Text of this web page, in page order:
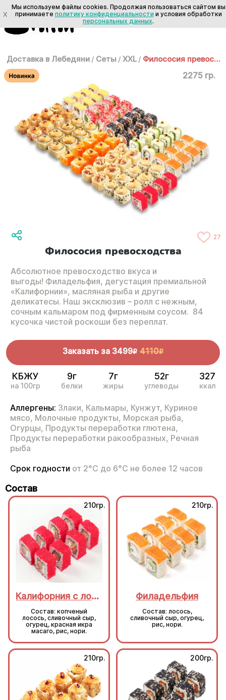
Доставка в Лебедяни / Сеты / XXL / Филососия превосходства
2275 гр.
27
Филососия превосходства
Абсолютное превосходство вкуса и
выгоды! Филадельфия, дегустация премиальной
«Калифорнии», масляная рыба и другие
деликатесы. Наш эксклюзив – ролл с нежным,
сочным кальмаром под фирменным соусом. 84
кусочка чистой роскоши без переплат.
Заказать за 3499R 4110R
КБЖУ
на 100гр
9г
белки
7г
жиры
52г
углеводы
327
ккал
Аллергены: Злаки, Кальмары, Кунжут, Куриное
мясо, Молочные продукты, Морская рыба,
Огурцы, Продукты переработки глютена,
Продукты переработки ракообразных, Речная
рыба
Срок годности от 2°С до 6°С не более 12 часов
Состав
210гр.
Калифорния с лососем
Состав: копченый
лосось, сливочный сыр,
огурец, красная икра
масаго, рис, нори.
210гр.
Филадельфия
Состав: лосось,
сливочный сыр, огурец,
рис, нори.
210гр. 200гр.
X
Мы используем файлы cookies. Продолжая пользоваться сайтом вы
принимаете политику конфиденциальности и условия обработки
персональных данных.